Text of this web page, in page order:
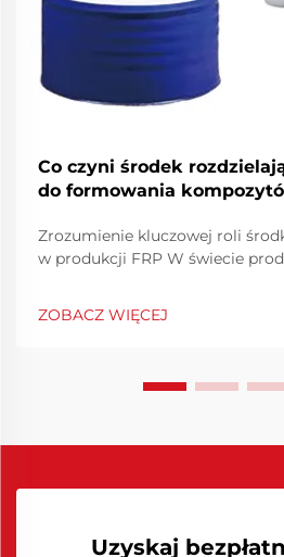
Co czyni środek
do formowania
Zrozumienie kluczowej roli
w produkcji FRP W świecie
formujących. Te specjalistyczne
ZOBACZ WIĘCEJ
Uzyskaj